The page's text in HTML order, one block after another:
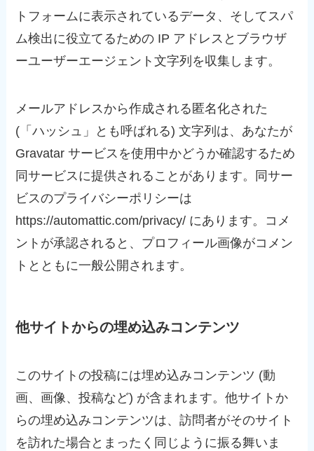
トフォームに表示されているデータ、そしてスパ
ム検出に役立てるための IP アドレスとブラウザ
ーユーザーエージェント文字列を収集します。
メールアドレスから作成される匿名化された
(「ハッシュ」とも呼ばれる) 文字列は、あなたが
Gravatar サービスを使用中かどうか確認するため
同サービスに提供されることがあります。同サー
ビスのプライバシーポリシーは
https://automattic.com/privacy/ にあります。コメ
ントが承認されると、プロフィール画像がコメン
トとともに一般公開されます。
他サイトからの埋め込みコンテンツ
このサイトの投稿には埋め込みコンテンツ (動
画、画像、投稿など) が含まれます。他サイトか
らの埋め込みコンテンツは、訪問者がそのサイト
を訪れた場合とまったく同じように振る舞いま